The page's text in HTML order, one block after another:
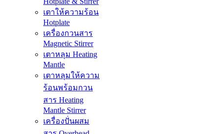
เตาให้ความร้อน
Hotplate
เครื่องกวนสาร
Magnetic Stirrer
เตาหลุม Heating
Mantle
เตาหลุมให้ความ
ร้อนพร้อมกวน
สาร Heating
Mantle Stirrer
เครื่องปั่นผสม